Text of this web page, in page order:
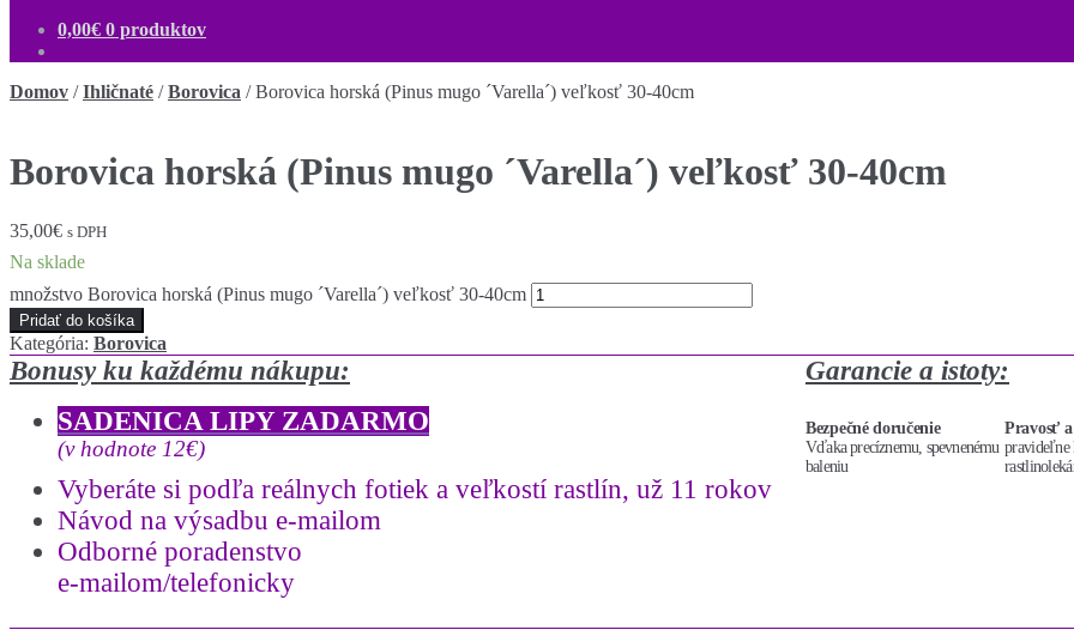
0,00€ 0 produktov
Domov /Ihličnaté /Borovica /Borovica horská (Pinus mugo ´Varella´) veľkosť 30-40cm
Borovica horská (Pinus mugo ´Varella´) veľkosť 30-40cm
35,00€ s DPH
Na sklade
množstvo Borovica horská (Pinus mugo ´Varella´) veľkosť 30-40cm
Pridať do košíka
Kategória: Borovica
Bonusy ku každému nákupu:
SADENICA LIPY ZADARMO
(v hodnote 12€)
Vyberáte si podľa reálnych fotiek a veľkostí rastlín, už 11 rokov
Návod na výsadbu e-mailom
Odborné poradenstvo
e-mailom/telefonicky
Garancie a istoty:
Bezpečné doručenie
Vďaka precíznemu, spevnenému
baleniu
Pravosť
pravideľne